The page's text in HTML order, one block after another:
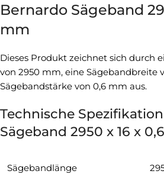
Bernardo Sägeband
mm
Dieses Produkt zeichnet sich durch
von 2950 mm, eine Sägebandbreite
Sägebandstärke von 0,6 mm aus.
Technische
Sägeband 2950 x 16 x
Sägebandlänge